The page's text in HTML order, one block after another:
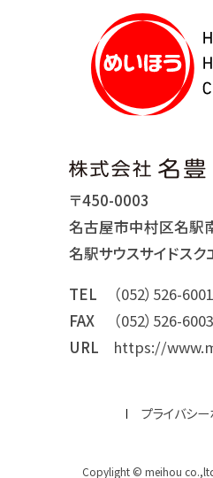
〒450-0003
名古屋市中村区名
名駅サウスサイドスク
TEL
（052）526-6001
FAX
（052）526-6003
URL
https://
プライバシー
Copylight © meihou